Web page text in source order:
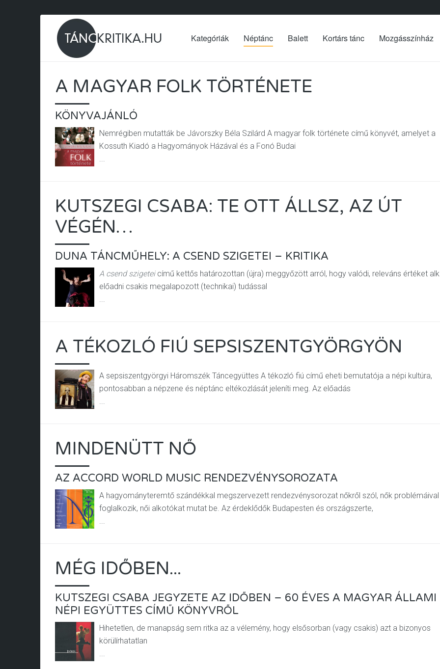
Kategóriák Néptánc Balett Kortárs tánc Mozgásszínház
A MAGYAR FOLK TÖRTÉNETE
KÖNYVAJÁNLÓ
Nemrégiben mutatták be Jávorszky Béla Szilárd A magyar folk története című könyvét, amelyet a
Kossuth Kiadó a Hagyományok Házával és a Fonó Budai
...
KUTSZEGI CSABA: TE OTT ÁLLSZ, AZ ÚT
VÉGÉN…
DUNA TÁNCMŰHELY: A CSEND SZIGETEI – KRITIKA
A csend szigeteicímű kettős határozottan (újra) meggyőzött arról, hogy valódi, releváns értéket
előadni csakis megalapozott (technikai) tudással
...
A TÉKOZLÓ FIÚ SEPSISZENTGYÖRGYÖN
A sepsiszentgyörgyi Háromszék Táncegyüttes A tékozló fiú című eheti bemutatója a népi kultúra,
pontosabban a népzene és néptánc eltékozlását jeleníti meg. Az előadás
...
MINDENÜTT NŐ
AZ ACCORD WORLD MUSIC RENDEZVÉNYSOROZATA
A hagyományteremtő szándékkal megszervezett rendezvénysorozat nőkről szól, nők problémáival
foglalkozik, női alkotókat mutat be. Az érdeklődők Budapesten és országszerte,
...
MÉG IDŐBEN...
KUTSZEGI CSABA JEGYZETE AZ IDŐBEN – 60 ÉVES A MAGYAR ÁLLAMI
NÉPI EGYÜTTES CÍMŰ KÖNYVRŐL
Hihetetlen, de manapság sem ritka az a vélemény, hogy elsősorban (vagy csakis) azt a bizonyos
körülírhatatlan
...